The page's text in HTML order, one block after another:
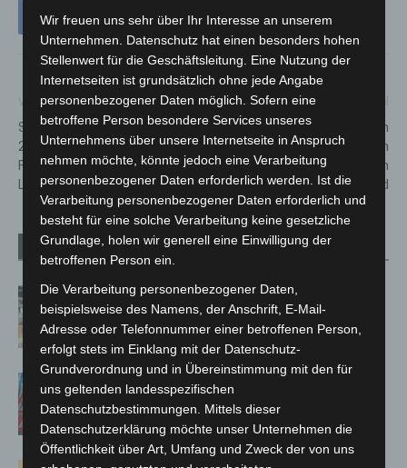
Vorheriger Artikel
Sommerschule Langenhagen
2025 gestartet: Individuelle
Förderung ohne
Leistungsdruck
Nächster Artikel
Feuerwehr-Großübung in
Maspe: Ortsfeuerwehren
trainieren realitätsnahen
Vegetationsbrand
Verwandte Artikel Mehr vom Autor
Kunst trifft Weingenuss: Barbara-
Susann Mehring zeigt ihre Werke im
Jacques’ Wein-Depot Isernhagen
A2: Zweite Turbobaustelle startet
zwischen Hannover-West und
Bothfeld
Wir freuen uns sehr über Ihr Interesse an unserem
Unternehmen. Datenschutz hat einen besonders hohen
Stellenwert für die Geschäftsleitung. Eine Nutzung der
Internetseiten ist grundsätzlich ohne jede Angabe
personenbezogener Daten möglich. Sofern eine
betroffene Person besondere Services unseres
Unternehmens über unsere Internetseite in Anspruch
nehmen möchte, könnte jedoch eine Verarbeitung
personenbezogener Daten erforderlich werden. Ist die
Verarbeitung personenbezogener Daten erforderlich und
besteht für eine solche Verarbeitung keine gesetzliche
Grundlage, holen wir generell eine Einwilligung der
betroffenen Person ein.
Die Verarbeitung personenbezogener Daten,
beispielsweise des Namens, der Anschrift, E-Mail-
Adresse oder Telefonnummer einer betroffenen Person,
erfolgt stets im Einklang mit der Datenschutz-
Grundverordnung und in Übereinstimmung mit den für
uns geltenden landesspezifischen
Datenschutzbestimmungen. Mittels dieser
Datenschutzerklärung möchte unser Unternehmen die
Öffentlichkeit über Art, Umfang und Zweck der von uns